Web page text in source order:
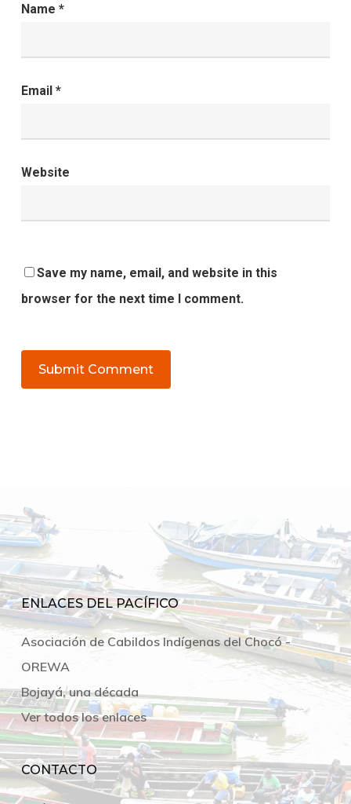
Name *
Email *
Website
Save my name, email, and website in this
browser for the next time I comment.
ENLACES DEL PACÍFICO
Asociación de Cabildos Indígenas del Chocó -
OREWA
Bojayá, una década
Ver todos los enlaces
CONTACTO